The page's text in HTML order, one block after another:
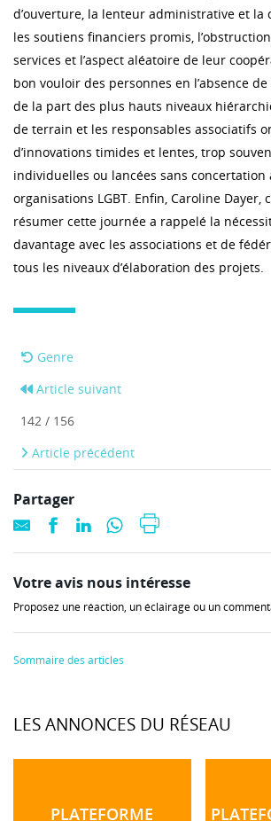
d’ouverture, la lenteur administrative et la
les soutiens financiers promis,
services et l’aspect aléatoire de leur
bon vouloir des personnes en l’absence
de la part des plus hauts niveaux
de terrain et les responsables associatifs
d’innovations timides et lentes, trop
individuelles ou lancées sans concertation
organisations LGBT. Enfin, Caroline Dayer,
résumer cette journée a rappelé la
davantage avec les associations et de
tous les niveaux d’élaboration des projets.
Genre
Article suivant
142 / 156
Article précédent
Partager
Votre avis nous intéresse
Proposez une réaction, un éclairage ou un
Sommaire des articles
LES ANNONCES DU RÉSEAU
PLATEFORME